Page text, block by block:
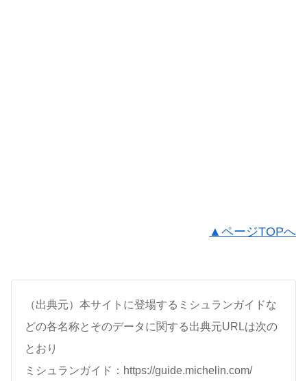
▲ページTOPへ
（出典元）本サイトに登場するミシュランガイドな
どの各名称とそのデータに関する出典元URLは次の
とおり
ミシュランガイド：https://guide.michelin.com/